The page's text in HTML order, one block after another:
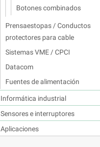
Botones combinados
Prensaestopas / Conductos
protectores para cable
Sistemas VME / CPCI
Datacom
Fuentes de alimentación
Informática industrial
Sensores e interruptores
Aplicaciones